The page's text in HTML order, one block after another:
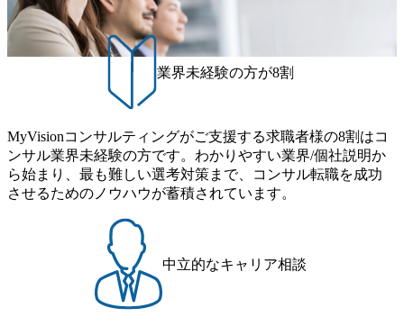
業界未経験の方が8割
MyVisionコンサルティングがご支援する求職者様の8割はコ
ンサル業界未経験の方です。わかりやすい業界/個社説明か
ら始まり、最も難しい選考対策まで、コンサル転職を成功
させるためのノウハウが蓄積されています。
中立的なキャリア相談